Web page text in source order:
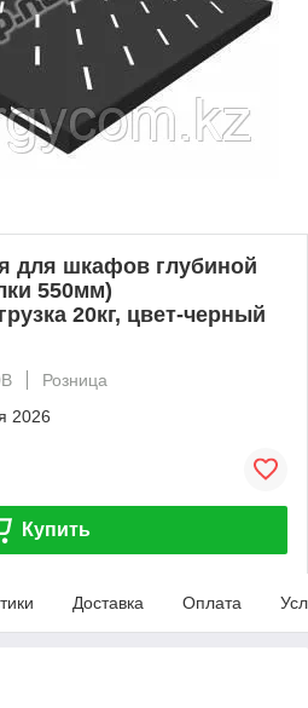
для шкафов глубиной
550мм)
20кг, цвет-черный
Розница
2026
Купить
Доставка Оплата